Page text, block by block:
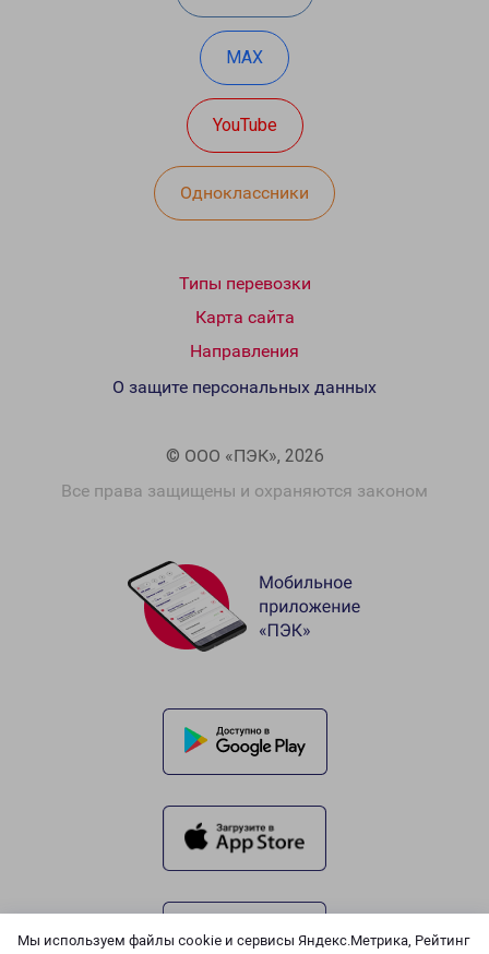
Мы используем файлы cookie и сервисы Яндекс.Метрика, Рейтинг
MAX
YouTube
Одноклассники
Типы перевозки
Карта сайта
Направления
© ООО «ПЭК», 2026
Все права защищены и охраняются законом
О защите персональных данных